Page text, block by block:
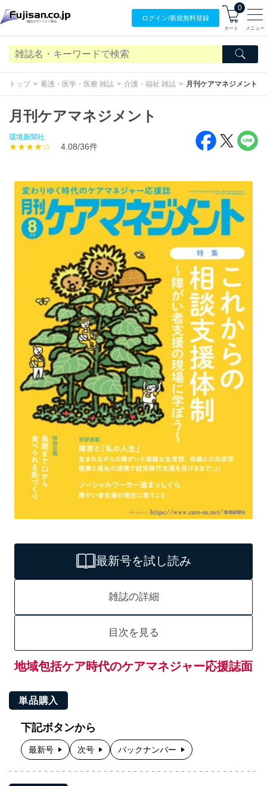
ログイン/新規無料登録
0
カート メニュー
トップ 看護・医学・医療 雑誌 介護・福祉 雑誌 月刊ケアマネジメント
月刊ケアマネジメント
環境新聞社
★★★★☆ 4.08/36件
最新号を試し読み
雑誌の詳細
目次を見る
地域包括ケア時代のケアマネジャー応援誌面
単品購入
下記ボタンから
最新号 次号 バックナンバー